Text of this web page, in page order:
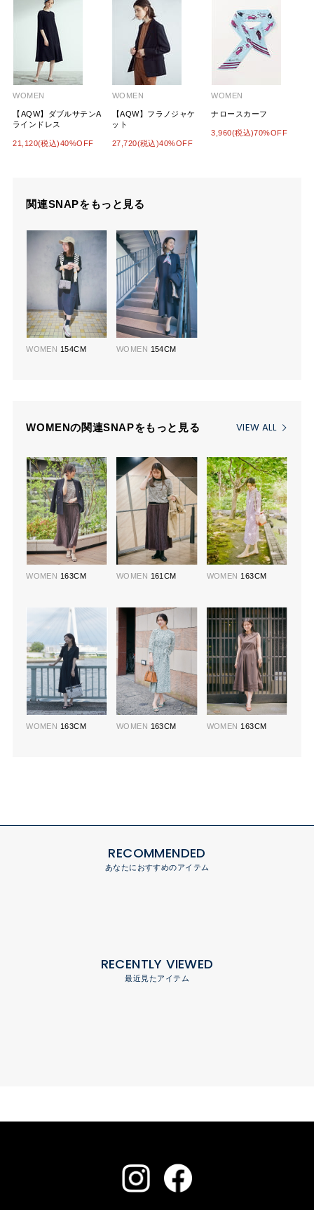
WOMEN
【AQW】ダブルサテンA
ラインドレス
21,120(税込)40%OFF
WOMEN
【AQW】フラノジャケ
ット
27,720(税込)40%OFF
WOMEN
ナロースカーフ
3,960(税込)70%OFF
関連SNAPをもっと見る
WOMEN 154CM WOMEN 154CM
WOMENの関連SNAPをもっと見る VIEW ALL
WOMEN 163CM WOMEN 161CM WOMEN 163CM
WOMEN 163CM WOMEN 163CM WOMEN 163CM
RECOMMENDED
あなたにおすすめのアイテム
RECENTLY VIEWED
最近見たアイテム